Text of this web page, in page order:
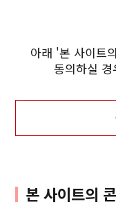
아래 '본 사이트
동의하실
본 사이트의